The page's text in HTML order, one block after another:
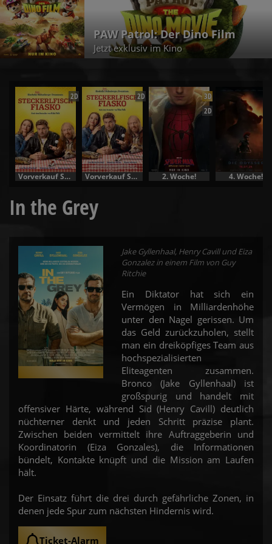
PAW Patrol: Der Dino Film
Jetzt exklusiv im Kino
2D
Vorverkauf Specials
2D
Vorverkauf Specials
3D
2D
2. Woche! 4. Woche!
In the Grey
Jake Gyllenhaal, Henry Cavill und Eiza
Gonzalez in einem Film von Guy
Ritchie
Ein Diktator hat sich ein
Vermögen in Milliardenhöhe
unter den Nagel gerissen. Um
das Geld zurückzuholen, stellt
man ein dreiköpfiges Team aus
hochspezialisierten
Eliteagenten zusammen.
Bronco (Jake Gyllenhaal) ist
großspurig und handelt mit
offensiver Härte, während Sid (Henry Cavill) deutlich
nüchterner denkt und jeden Schritt präzise plant.
Zwischen beiden vermittelt ihre Auftraggeberin und
Koordinatorin (Eiza Gonzales), die Informationen
bündelt, Kontakte knüpft und die Mission am Laufen
hält.
Der Einsatz führt die drei durch gefährliche Zonen, in
denen jede Spur zum nächsten Hindernis wird.
Ticket-Alarm